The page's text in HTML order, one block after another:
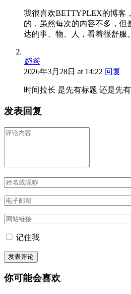
我很喜欢BETTYPLEX的博客
的，虽然每次的内容不多，但
达的事、物、人，看着很舒服。
奶爸
2026年3月28日 at 14:22 回复
时间拉长 是先有标题 还是先
发表回复
记住我
你可能会喜欢